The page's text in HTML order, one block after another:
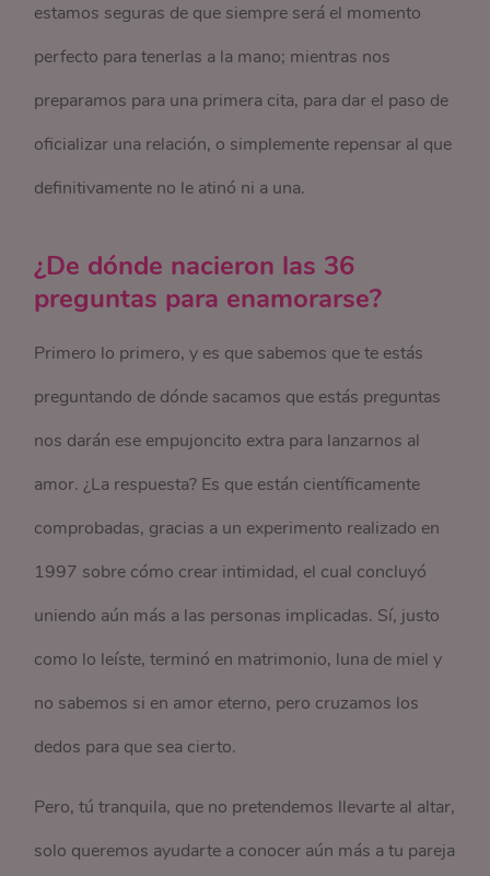
estamos seguras de que siempre será el momento
perfecto para tenerlas a la mano; mientras nos
preparamos para una primera cita, para dar el paso de
oficializar una relación, o simplemente repensar al que
definitivamente no le atinó ni a una.
¿De dónde nacieron las 36
preguntas para enamorarse?
Primero lo primero, y es que sabemos que te estás
preguntando de dónde sacamos que estás preguntas
nos darán ese empujoncito extra para lanzarnos al
amor. ¿La respuesta? Es que están científicamente
comprobadas, gracias a un experimento realizado en
1997 sobre cómo crear intimidad, el cual concluyó
uniendo aún más a las personas implicadas. Sí, justo
como lo leíste, terminó en matrimonio, luna de miel y
no sabemos si en amor eterno, pero cruzamos los
dedos para que sea cierto.
Pero, tú tranquila, que no pretendemos llevarte al altar,
solo queremos ayudarte a conocer aún más a tu pareja